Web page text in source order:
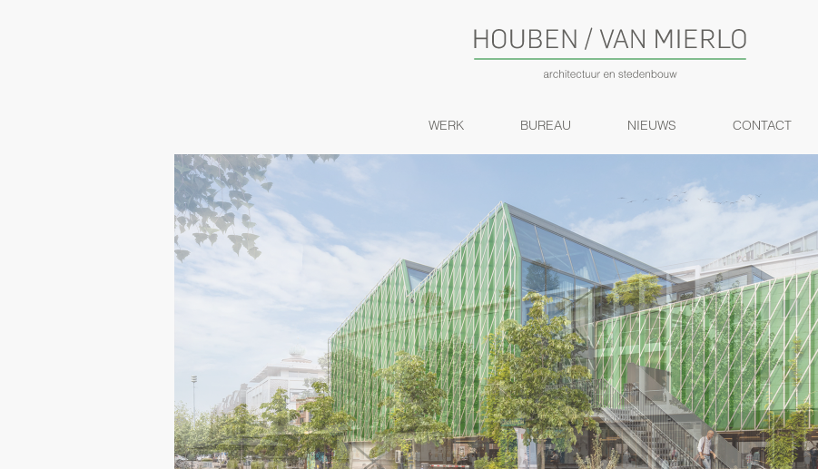
WERK BUREAU NIEUWS CONTACT